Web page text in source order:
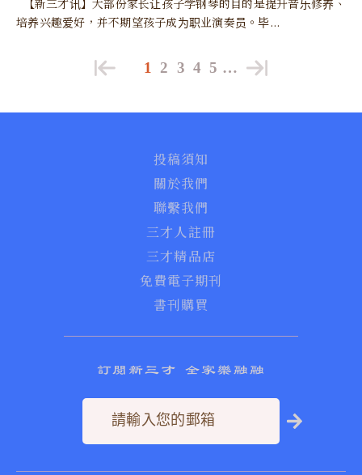
培养兴趣爱好，并不期望孩子成为职业演奏员。毕...
1 2 3 4 5 …
投稿須知
關於我們
聯繫我們
三才人註冊
三才精品店
免費電子期刊
書刊購買
訂閱新三才 全家樂融融